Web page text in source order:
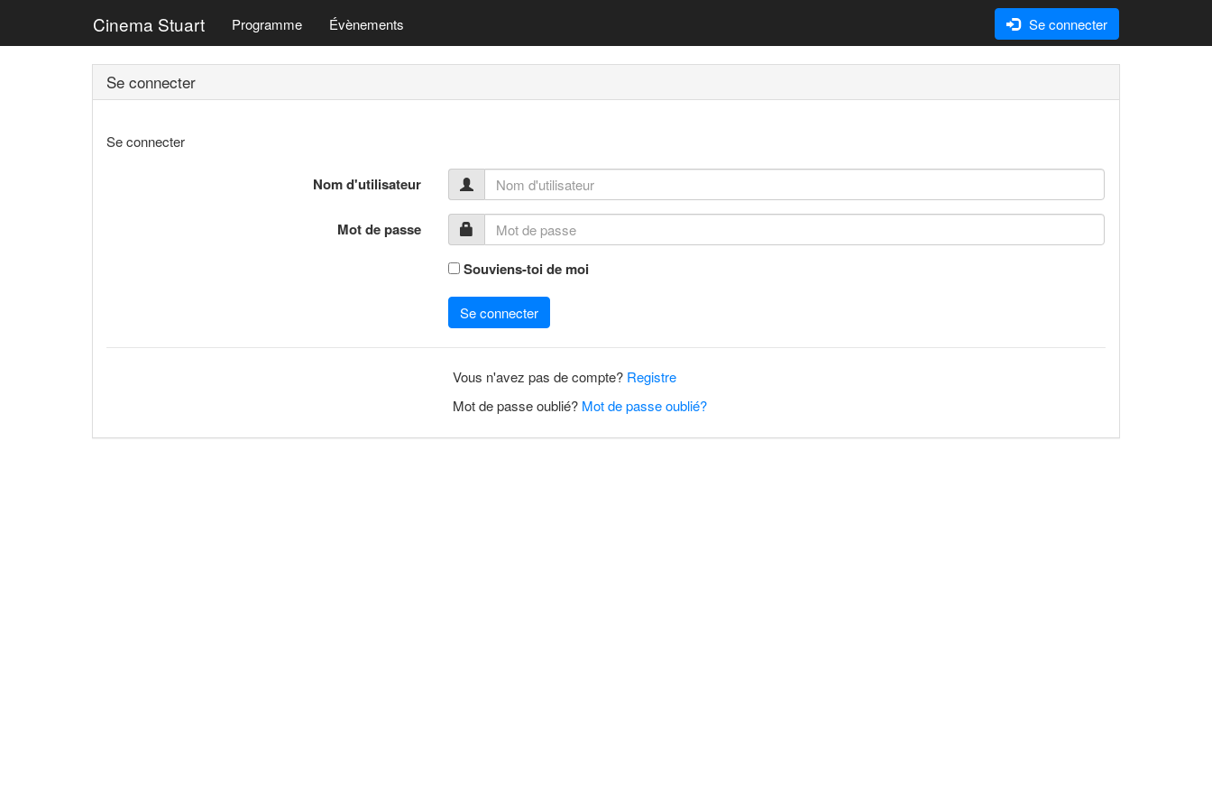
Cinema Stuart Se connecter
Programme Évènements
Se connecter
Se connecter
Nom d'utilisateur
Mot de passe
Souviens-toi de moi
Se connecter
Vous n'avez pas de compte? Registre
Mot de passe oublié? Mot de passe oublié?